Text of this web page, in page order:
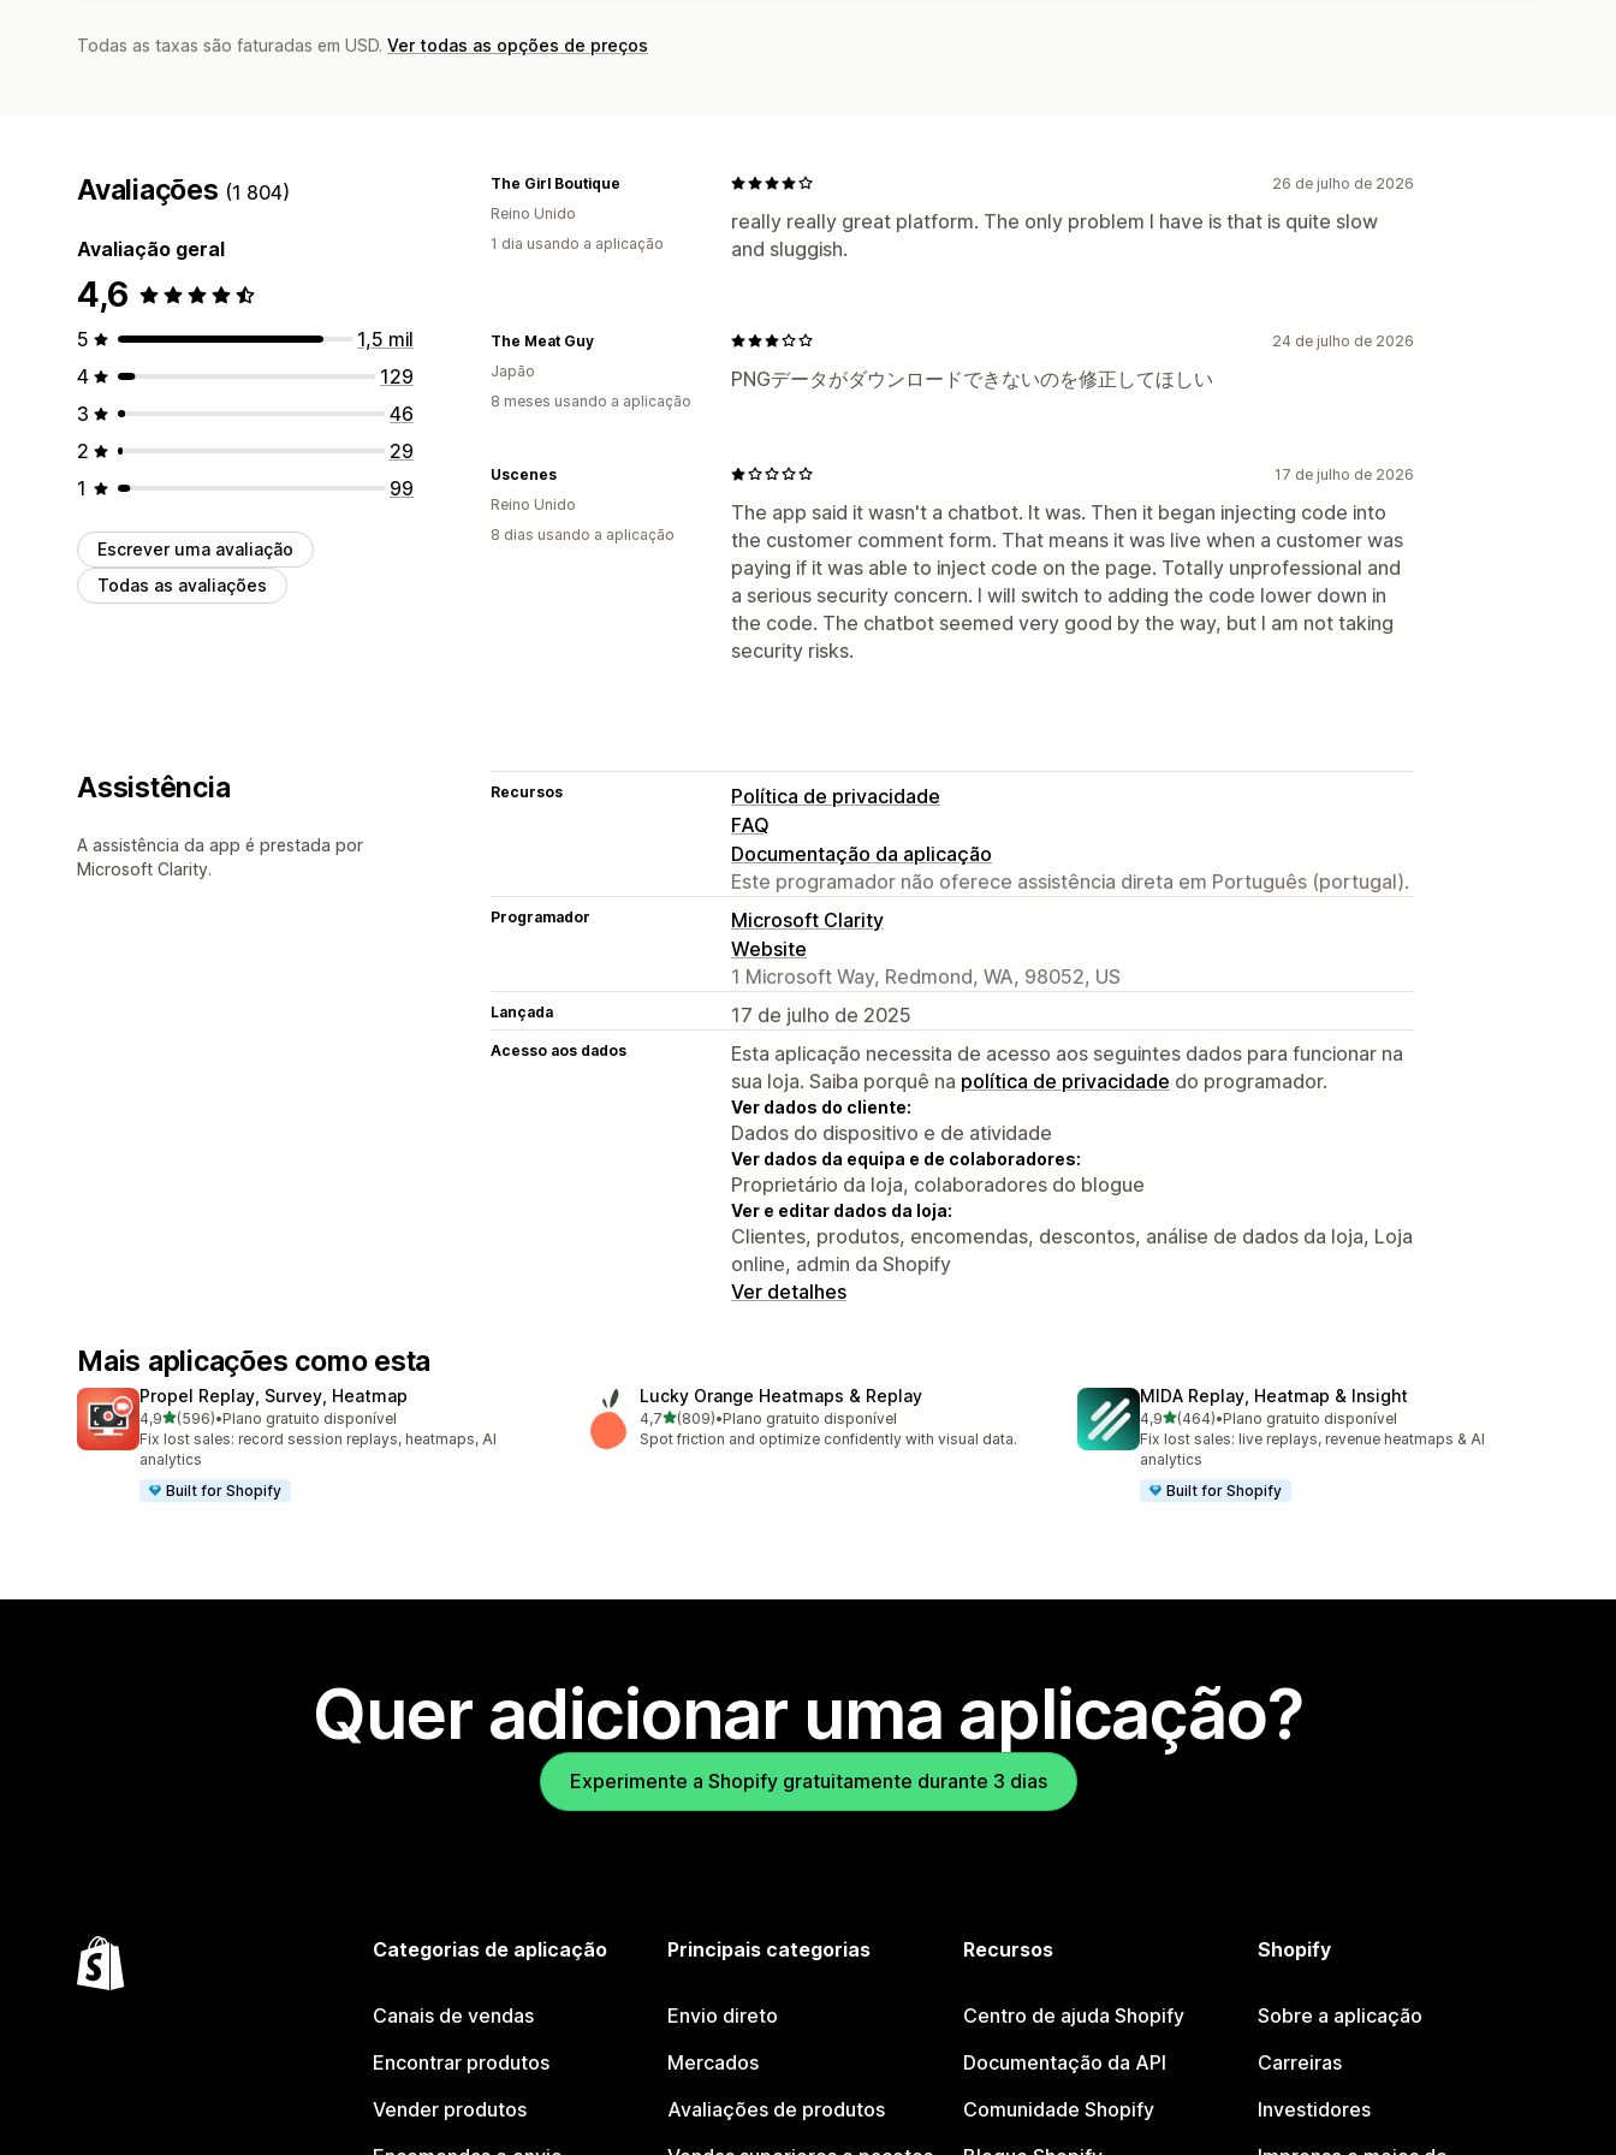
Todas as taxas são faturadas em USD. Ver todas as opções de preços
Avaliações (1 804)
Avaliação geral
4,6
5
1,5 mil
4
129
3
46
2
29
1
99
Escrever uma avaliação
Todas as avaliações
26 de julho de 2026
really really great platform. The only problem I have is that is quite slow
and sluggish.
The Girl Boutique
Reino Unido
1 dia usando a aplicação
24 de julho de 2026
PNGデータがダウンロードできないのを修正してほしい
The Meat Guy
Japão
8 meses usando a aplicação
17 de julho de 2026
The app said it wasn't a chatbot. It was. Then it began injecting code into
the customer comment form. That means it was live when a customer was
paying if it was able to inject code on the page. Totally unprofessional and
a serious security concern. I will switch to adding the code lower down in
the code. The chatbot seemed very good by the way, but I am not taking
security risks.
Uscenes
Reino Unido
8 dias usando a aplicação
Assistência
A assistência da app é prestada por
Microsoft Clarity.
Recursos
Política de privacidade
FAQ
Documentação da aplicação
Este programador não oferece assistência direta em Português (portugal).
Programador
Microsoft Clarity
Website
1 Microsoft Way, Redmond, WA, 98052, US
Lançada 17 de julho de 2025
Acesso aos dados
Esta aplicação necessita de acesso aos seguintes dados para funcionar na
sua loja. Saiba porquê na política de privacidade do programador.
Ver dados do cliente:
Dados do dispositivo e de atividade
Ver dados da equipa e de colaboradores:
Proprietário da loja, colaboradores do blogue
Ver e editar dados da loja:
Clientes, produtos, encomendas, descontos, análise de dados da loja, Loja
online, admin da Shopify
Ver detalhes
Mais aplicações como esta
Propel Replay, Survey, Heatmap
4,9de 5 estrelas
(596)
596 total de avaliações
•Plano gratuito disponível
Fix lost sales: record session replays, heatmaps, AI
analytics
Built for Shopify
Lucky Orange Heatmaps & Replay
4,7de 5 estrelas
(809)
809 total de avaliações
•Plano gratuito disponível
Spot friction and optimize confidently with visual data.
MIDA Replay, Heatmap & Insight
4,9de 5 estrelas
(464)
464 total de avaliações
•Plano gratuito disponível
Fix lost sales: live replays, revenue heatmaps & AI
analytics
Built for Shopify
Quer adicionar uma aplicação?
Experimente a Shopify gratuitamente durante 3 dias
Categorias de aplicação
Canais de vendas
Encontrar produtos
Vender produtos
Principais categorias
Envio direto
Mercados
Avaliações de produtos
Recursos
Centro de ajuda Shopify
Documentação da API
Comunidade Shopify
Shopify
Sobre a aplicação
Carreiras
Investidores